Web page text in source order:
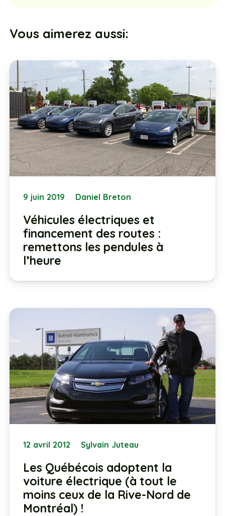
Vous aimerez aussi:
9 juin 2019 Daniel Breton
Véhicules électriques et
financement des routes :
remettons les pendules à
l’heure
12 avril 2012 Sylvain Juteau
Les Québécois adoptent la
voiture électrique (à tout le
moins ceux de la Rive-Nord de
Montréal) !